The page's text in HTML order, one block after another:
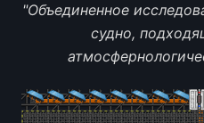
"Объединенное
судно,